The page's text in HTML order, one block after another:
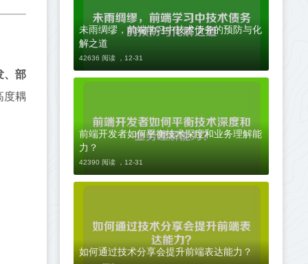
、部
度耦
未雨绸缪，前端学习中技术债务的预防与化
解之道
42636 阅读 ， 12-31
前端开发者如何平衡技术深度和业务理解能
力？
42390 阅读 ， 12-31
如何通过技术分享会提升前端表达能力？